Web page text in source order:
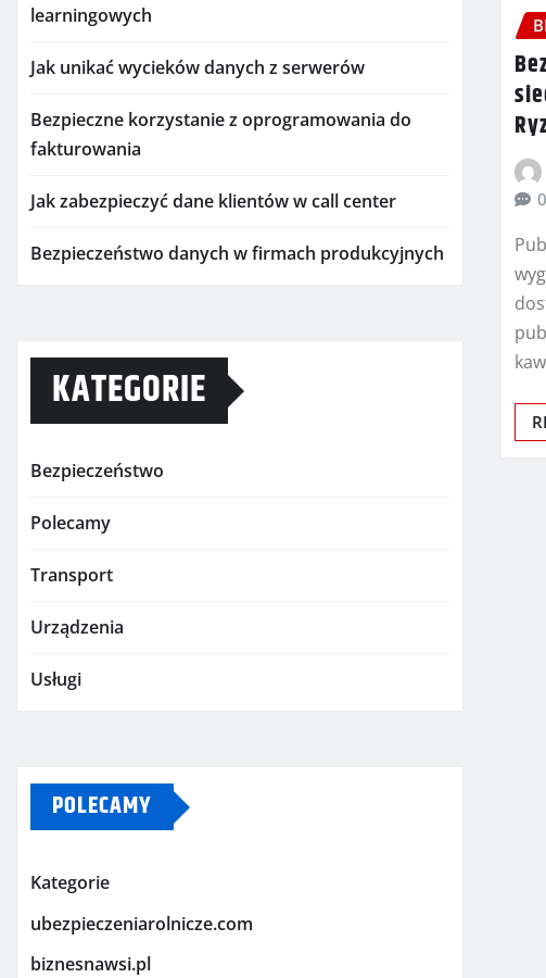
learningowych
Jak unikać wycieków danych z serwerów
Bezpieczne korzystanie z oprogramowania do
fakturowania
Jak zabezpieczyć dane klientów w call center
Bezpieczeństwo danych w firmach produkcyjnych
KATEGORIE
Bezpieczeństwo
Polecamy
Transport
Urządzenia
Usługi
POLECAMY
Kategorie
ubezpieczeniarolnicze.com
biznesnawsi.pl
0